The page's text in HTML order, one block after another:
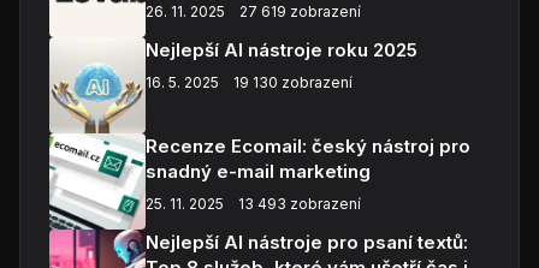
26. 11. 2025 27 619 zobrazení
Nejlepší AI nástroje roku 2025
16. 5. 2025 19 130 zobrazení
Recenze Ecomail: český nástroj pro
snadný e-mail marketing
25. 11. 2025 13 493 zobrazení
Nejlepší AI nástroje pro psaní textů: